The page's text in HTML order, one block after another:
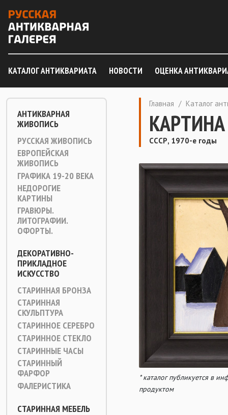
КАТАЛОГ АНТИКВАРИАТА НОВОСТИ ОЦЕНКА
АНТИКВАРНАЯ
ЖИВОПИСЬ
РУССКАЯ ЖИВОПИСЬ
ЕВРОПЕЙСКАЯ
ЖИВОПИСЬ
ГРАФИКА 19-20 ВЕКА
НЕДОРОГИЕ
КАРТИНЫ
ГРАВЮРЫ.
ЛИТОГРАФИИ.
ОФОРТЫ.
ДЕКОРАТИВНО-
ПРИКЛАДНОЕ
ИСКУССТВО
СТАРИННАЯ БРОНЗА
СТАРИННАЯ
СКУЛЬПТУРА
СТАРИННОЕ СЕРЕБРО
СТАРИННОЕ СТЕКЛО
СТАРИННЫЕ ЧАСЫ
СТАРИННЫЙ
ФАРФОР
ФАЛЕРИСТИКА
СТАРИННАЯ МЕБЕЛЬ
Главная / Каталог
СССР, 1970-е годы
* каталог публикуется в
продуктом